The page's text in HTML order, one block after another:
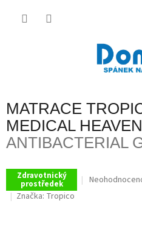
MATRACE
MEDICAL HEAVEN
ANTIBACTERIAL
Zdravotnický
prostředek
Průměrné
Značka: Tropico